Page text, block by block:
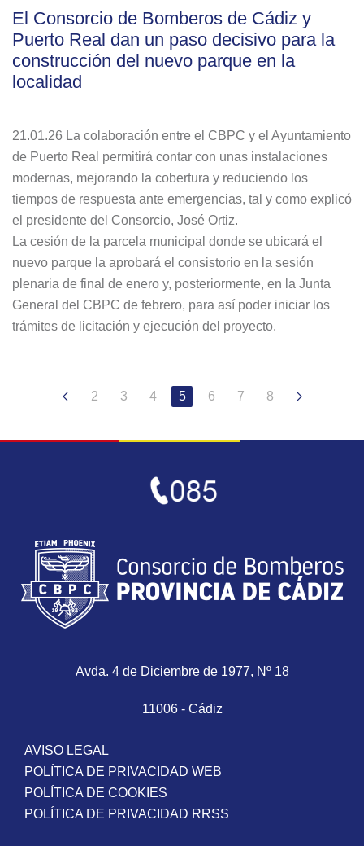
El Consorcio de Bomberos de Cádiz y
Puerto Real dan un paso decisivo para la
construcción del nuevo parque en la
localidad
21.01.26 La colaboración entre el CBPC y el Ayuntamiento
de Puerto Real permitirá contar con unas instalaciones
modernas, mejorando la cobertura y reduciendo los
tiempos de respuesta ante emergencias, tal y como explicó
el presidente del Consorcio, José Ortiz.
La cesión de la parcela municipal donde se ubicará el
nuevo parque la aprobará el consistorio en la sesión
plenaria de final de enero y, posteriormente, en la Junta
General del CBPC de febrero, para así poder iniciar los
trámites de licitación y ejecución del proyecto.
2 3 4 5 6 7 8
Avda. 4 de Diciembre de 1977, Nº 18
11006 - Cádiz
AVISO LEGAL
POLÍTICA DE PRIVACIDAD WEB
POLÍTICA DE COOKIES
POLÍTICA DE PRIVACIDAD RRSS